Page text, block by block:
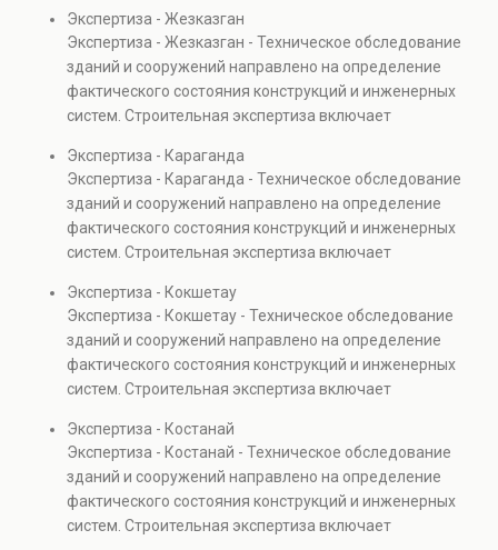
элементов и оценку эксплуатационной безопасности.
Услуга востребована при покупке недвижимости,
капитальном ремонте и реконструкции объектов, а
также при судебных разбирательствах и технических
проверках.
Экспертиза - Жезказган
Экспертиза - Жезказган - Техническое обследование
зданий и сооружений направлено на определение
фактического состояния конструкций и инженерных
систем. Строительная экспертиза включает
элементов и оценку эксплуатационной безопасности.
Услуга востребована при покупке недвижимости,
капитальном ремонте и реконструкции объектов, а
также при судебных разбирательствах и технических
проверках.
Экспертиза - Караганда
Экспертиза - Караганда - Техническое обследование
зданий и сооружений направлено на определение
фактического состояния конструкций и инженерных
систем. Строительная экспертиза включает
элементов и оценку эксплуатационной безопасности.
Услуга востребована при покупке недвижимости,
капитальном ремонте и реконструкции объектов, а
также при судебных разбирательствах и технических
проверках.
Экспертиза - Кокшетау
Экспертиза - Кокшетау - Техническое обследование
зданий и сооружений направлено на определение
фактического состояния конструкций и инженерных
систем. Строительная экспертиза включает
элементов и оценку эксплуатационной безопасности.
Услуга востребована при покупке недвижимости,
капитальном ремонте и реконструкции объектов, а
также при судебных разбирательствах и технических
проверках.
Экспертиза - Костанай
Экспертиза - Костанай - Техническое обследование
зданий и сооружений направлено на определение
фактического состояния конструкций и инженерных
систем. Строительная экспертиза включает